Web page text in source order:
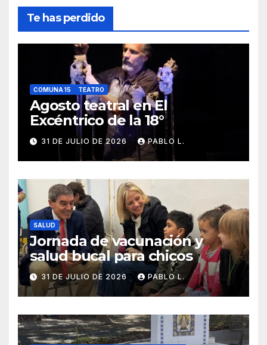
Te has perdido
COMUNA 15 TEATRO
Agosto teatral en El
Excéntrico de la 18°
31 DE JULIO DE 2026 PABLO L.
SALUD
Jornada de vacunación y
salud bucal para chicos
31 DE JULIO DE 2026 PABLO L.